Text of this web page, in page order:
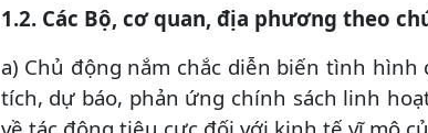
1.2. Các Bộ, cơ quan, địa phương theo
a) Chủ động nắm chắc diễn biến tình
tích, dự báo, phản ứng chính sách linh